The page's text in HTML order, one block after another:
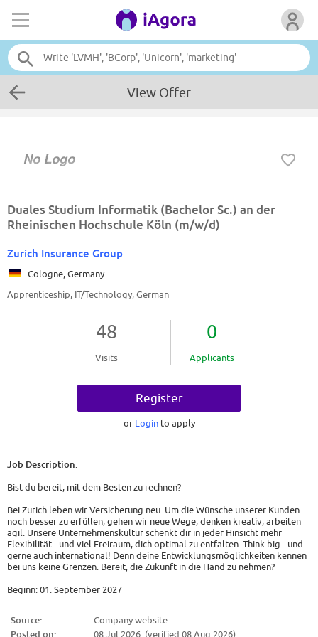
View Offer
Duales Studium Informatik (Bachelor Sc.) an der
Rheinischen Hochschule Köln (m/w/d)
Zurich Insurance Group
Cologne, Germany
Apprenticeship, IT/Technology, German
48
Visits
0
Applicants
Register
or Login to apply
Job Description:
Bist du bereit, mit dem Besten zu rechnen?
Bei Zurich leben wir Versicherung neu. Um die Wünsche unserer Kunden
noch besser zu erfüllen, gehen wir neue Wege, denken kreativ, arbeiten
agil. Unsere Unternehmenskultur schenkt dir in jeder Hinsicht mehr
Flexibilität - und viel Freiraum, dich optimal zu entfalten. Think big - und
gerne auch international! Denn deine Entwicklungsmöglichkeiten kennen
bei uns keine Grenzen. Bereit, die Zukunft in die Hand zu nehmen?
Beginn: 01. September 2027
Source:
Company website
Posted on:
08 Jul 2026 (verified 08 Aug 2026)